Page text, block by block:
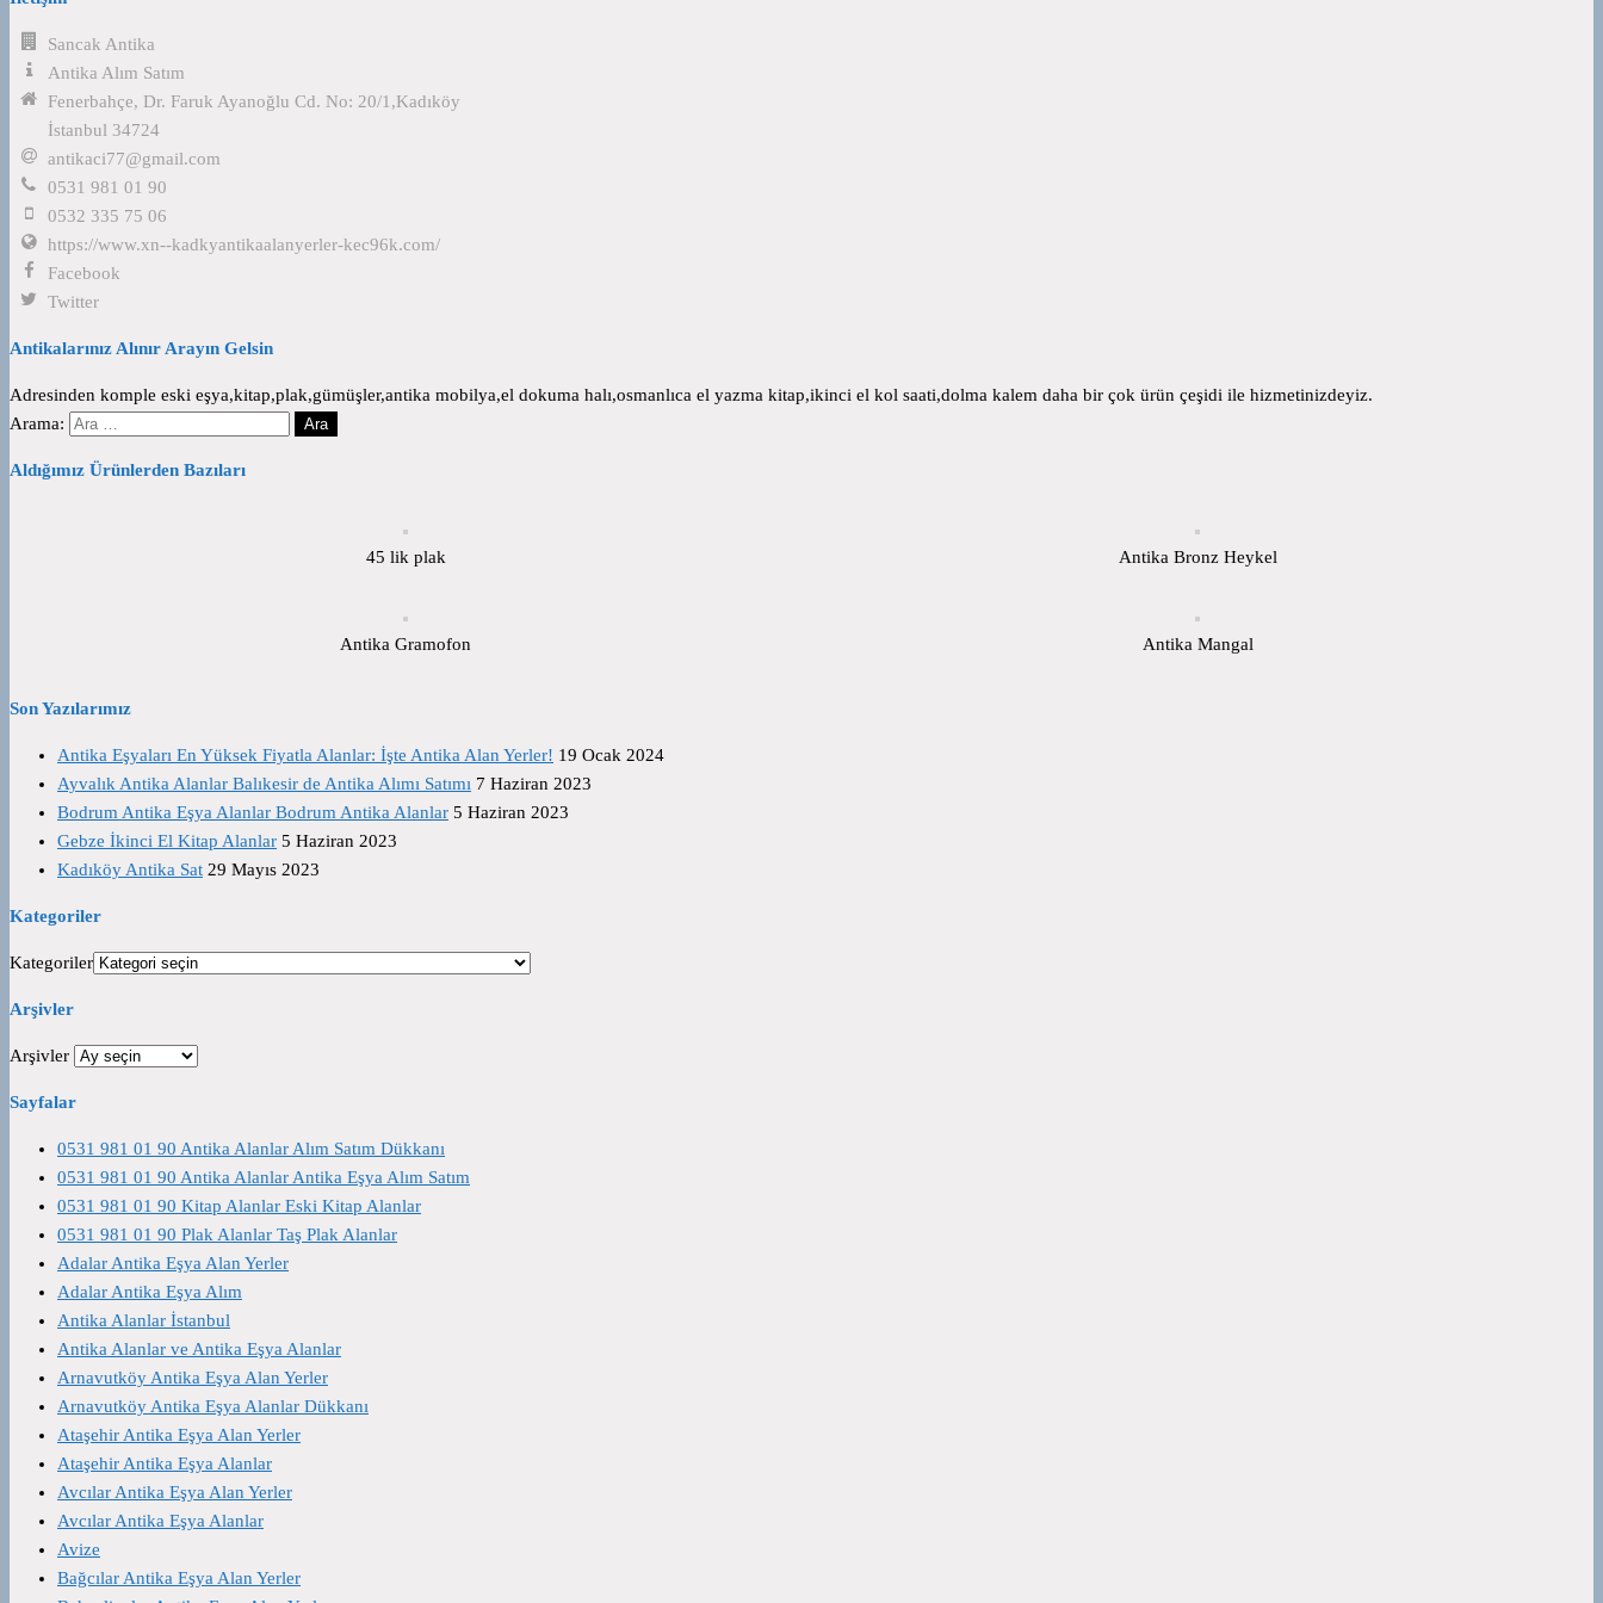
Sancak Antika
Antika Alım Satım
Fenerbahçe, Dr. Faruk Ayanoğlu Cd. No: 20/1,Kadıköy
İstanbul 34724
antikaci77@gmail.com
0531 981 01 90
0532 335 75 06
https://www.xn--kadkyantikaalanyerler-kec96k.com/
Facebook
Twitter
Antikalarınız Alınır Arayın Gelsin
Adresinden komple eski eşya,kitap,plak,gümüşler,antika mobilya,el dokuma halı,osmanlıca el yazma kitap,ikinci el kol saati,dolma kalem daha bir çok ürün çeşidi ile hizmetinizdeyiz.
Arama:
Aldığımız Ürünlerden Bazıları
45 lik plak Antika Bronz Heykel
Antika Gramofon Antika Mangal
Son Yazılarımız
Antika Eşyaları En Yüksek Fiyatla Alanlar: İşte Antika Alan Yerler! 19 Ocak 2024
Ayvalık Antika Alanlar Balıkesir de Antika Alımı Satımı 7 Haziran 2023
Bodrum Antika Eşya Alanlar Bodrum Antika Alanlar 5 Haziran 2023
Gebze İkinci El Kitap Alanlar 5 Haziran 2023
Kadıköy Antika Sat 29 Mayıs 2023
Kategoriler
Kategoriler
Arşivler
Arşivler
Sayfalar
0531 981 01 90 Antika Alanlar Alım Satım Dükkanı
0531 981 01 90 Antika Alanlar Antika Eşya Alım Satım
0531 981 01 90 Kitap Alanlar Eski Kitap Alanlar
0531 981 01 90 Plak Alanlar Taş Plak Alanlar
Adalar Antika Eşya Alan Yerler
Adalar Antika Eşya Alım
Antika Alanlar İstanbul
Antika Alanlar ve Antika Eşya Alanlar
Arnavutköy Antika Eşya Alan Yerler
Arnavutköy Antika Eşya Alanlar Dükkanı
Ataşehir Antika Eşya Alan Yerler
Ataşehir Antika Eşya Alanlar
Avcılar Antika Eşya Alan Yerler
Avcılar Antika Eşya Alanlar
Avize
Bağcılar Antika Eşya Alan Yerler